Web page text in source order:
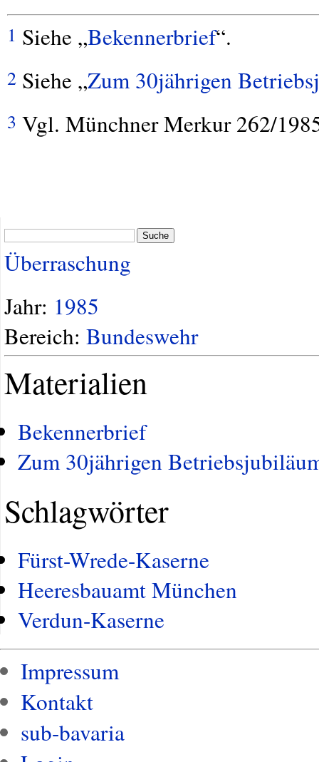
1 Siehe „Bekennerbrief“.
2 Siehe „Zum 30jährigen
3 Vgl. Münchner Merkur 262/
Suche
Überraschung
Jahr: 1985
Bereich: Bundeswehr
Materialien
Bekennerbrief
Zum 30jährigen
Schlagwörter
Fürst-Wrede-Kaserne
Heeresbauamt München
Verdun-Kaserne
Impressum
Kontakt
sub-bavaria